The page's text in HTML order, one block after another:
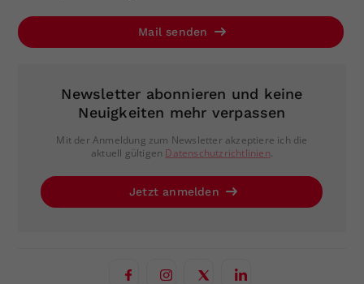
Mail senden
Newsletter abonnieren und keine
Neuigkeiten mehr verpassen
Mit der Anmeldung zum Newsletter akzeptiere ich die
aktuell gültigen Datenschutzrichtlinien.
Jetzt anmelden